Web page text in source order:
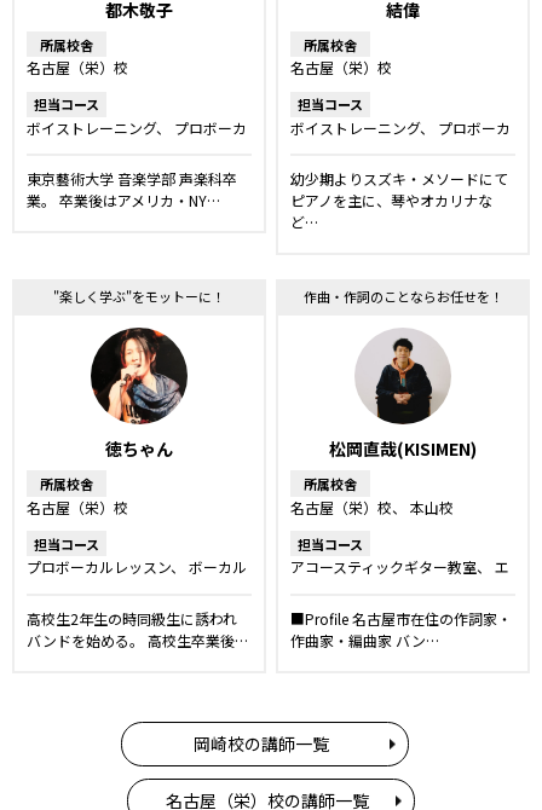
都木敬子
所属校舎
名古屋（栄）校
担当コース
ボイストレーニング
プロボーカ
洋楽・発音矯正レッスン
舞台・
ミュージカルレッスン
キッズ・
ジュニアコース
東京藝術大学 音楽学部 声楽科卒
業。 卒業後はアメリカ・NY…
結偉
所属校舎
名古屋（栄）校
担当コース
ボイストレーニング
プロボーカ
弾き語りレッスン
キッズ・ジュ
ニアコース
幼少期よりスズキ・メソードにて
ピアノを主に、琴やオカリナな
ど…
"楽しく学ぶ"をモットーに！
徳ちゃん
所属校舎
名古屋（栄）校
担当コース
プロボーカルレッスン
ボーカル
ズ・ジュニアコース
ボイストレ
ーニング
高校生2年生の時同級生に誘われ
バンドを始める。 高校生卒業後…
作曲・作詞のことならお任せを！
松岡直哉(KISIMEN)
所属校舎
名古屋（栄）校 本山校
担当コース
アコースティックギター教室
エ
レッスン
■Profile 名古屋市在住の作詞家・
作曲家・編曲家 バン…
岡崎校の講師一覧
名古屋（栄）校の講師一覧